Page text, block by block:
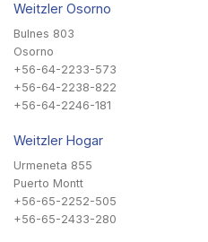
Weitzler Osorno
Bulnes 803
Osorno
+56-64-2233-573
+56-64-2238-822
+56-64-2246-181
Weitzler Hogar
Urmeneta 855
Puerto Montt
+56-65-2252-505
+56-65-2433-280